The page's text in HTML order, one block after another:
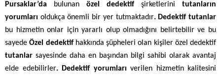
Pursaklar’da bulunan özel dedektif şirketlerini tutanların
yorumları oldukça önemli bir yer tutmaktadır. Dedektif tutanlar
bu hizmetin onlar için yararlı olup olmadığını belirtebilir ve bu
sayedeÖzel dedektif hakkında şüpheleri olan kişiler özel dedektif
tutanlar sayesinde daha en başından bilgi sahibi olarak avantaj
elde edebilirler. Dedektif yorumları verilen hizmetin kalitesini